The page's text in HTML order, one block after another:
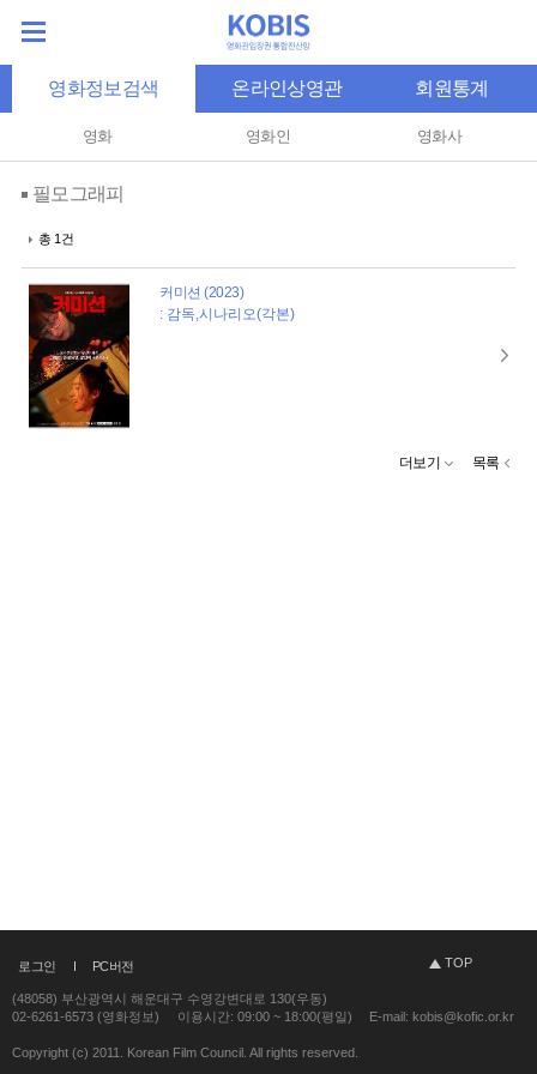
영화정보검색 온라인상영관 회원통계
영화 영화인 영화사
필모그래피
총 1건
커미션 (2023)
: 감독,시나리오(각본)
더보기 목록
로그인 PC버전 TOP
(48058) 부산광역시 해운대구 수영강변대로 130(우동)
02-6261-6573 (영화정보)
이용시간: 09:00 ~ 18:00(평일) E-mail: kobis@kofic.or.kr
Copyright (c) 2011. Korean Film Council. All rights reserved.